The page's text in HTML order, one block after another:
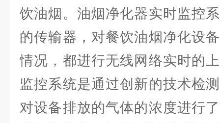
饮油烟。油烟净化器实时监控
的传输器，对餐饮油烟净化设
情况，都进行无线网络实时的
监控系统是通过创新的技术检
对设备排放的气体的浓度进行